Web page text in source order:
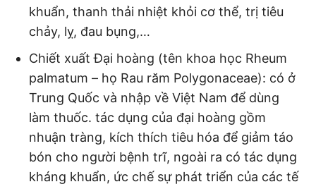
khuẩn, thanh thải nhiệt khỏi cơ thể, trị tiêu
chảy, lỵ, đau bụng,…
Chiết xuất Đại hoàng (tên khoa học Rheum
palmatum – họ Rau răm Polygonaceae): có ở
Trung Quốc và nhập về Việt Nam để dùng
làm thuốc. tác dụng của đại hoàng gồm
nhuận tràng, kích thích tiêu hóa để giảm táo
bón cho người bệnh trĩ, ngoài ra có tác dụng
kháng khuẩn, ức chế sự phát triển của các tế